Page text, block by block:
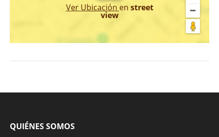
Ver Ubicación en street
view
QUIÉNES SOMOS